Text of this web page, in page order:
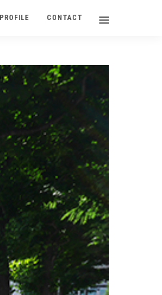
PROFILE CONTACT